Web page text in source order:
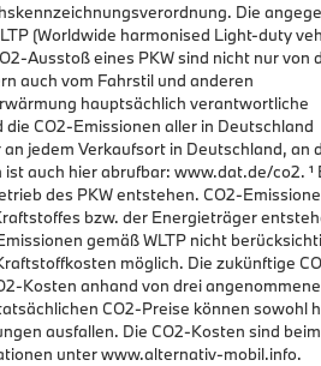
Die
(Worldwide harmonised Light-duty
Ausstoß eines PKW sind nicht nur von
auch vom Fahrstil und anderen
hauptsächlich verantwortliche
CO2-Emissionen aller in Deutschland
jedem Verkaufsort in Deutschland, an
auch hier abrufbar: www.dat.de/co2. ¹
des PKW entstehen. CO2-
bzw. der Energieträger
gemäß WLTP nicht
möglich. Die zukünftige
Kosten anhand von drei
CO2-Preise können sowohl
ausfallen. Die CO2-Kosten sind beim
unter www.alternativ-mobil.info.